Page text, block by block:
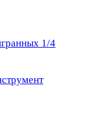
1/4